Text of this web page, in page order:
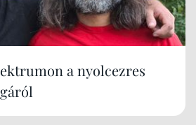
a nyolcezres